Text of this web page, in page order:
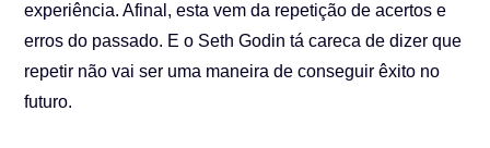
experiência. Afinal, esta vem da repetição de acertos e
erros do passado. E o Seth Godin tá careca de dizer que
repetir não vai ser uma maneira de conseguir êxito no
futuro.